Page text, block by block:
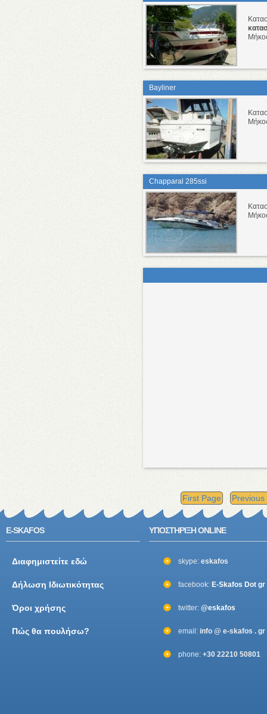
Bayliner
Chapparal 285ssi
First Page Previous
E-SKAFOS
Διαφημιστείτε εδώ
Δήλωση Ιδιωτικότητας
Όροι χρήσης
Πώς θα πουλήσω?
ΥΠΟΣΤΗΡΙΞΗ ONLINE
skype: eskafos
facebook: E-Skafos Dot gr
twitter: @eskafos
email: info @ e-skafos . gr
phone: +30 22210 50801